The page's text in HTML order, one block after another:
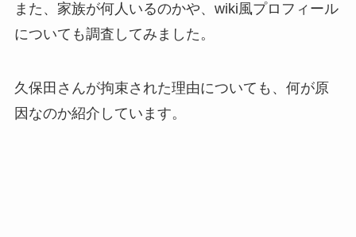
また、家族が何人いるのかや、wiki風プロフィール
についても調査してみました。
久保田さんが拘束された理由についても、何が原
因なのか紹介しています。